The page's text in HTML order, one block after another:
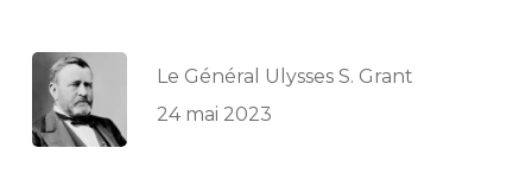
Le Général Ulysses S. Grant
24 mai 2023